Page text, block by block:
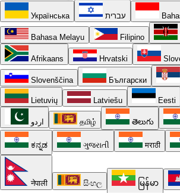
Українська עברית
Bahasa Melayu Filipino
Afrikaans Hrvatski
Slovenščina Български
Lietuvių Latviešu Eesti
اردو தமிழ் తెలుగు
ಕನ್ನಡ ગુજરાતી मराठी
नेपाली සිංහල မြန်မာ